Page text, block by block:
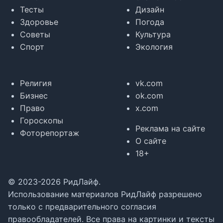
Тесты
Здоровье
Советы
Спорт
Дизайн
Погода
Культура
Экология
Религия
Бизнес
Право
Гороскопы
Фоторепортаж
vk.com
ok.com
x.com
Реклама на сайте
О сайте
18+
© 2023-2026 РидЛайф.
Использование материалов РидЛайф разрешено
только с предварительного согласия
правообладателей. Все права на картинки и тексты